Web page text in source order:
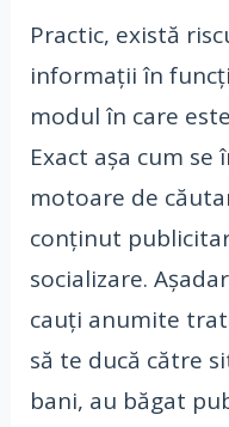
Practic, există
informații în
modul în care
Exact așa cum
motoare de
conținut
socializare.
cauți anumite
să te ducă către
bani, au băgat